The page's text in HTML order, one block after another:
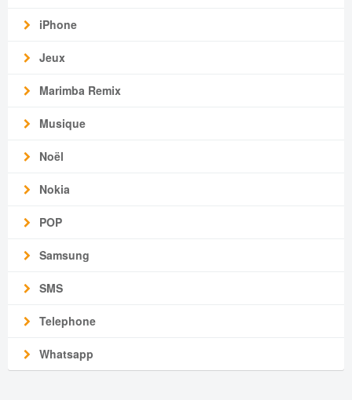
iPhone
Jeux
Marimba Remix
Musique
Noël
Nokia
POP
Samsung
SMS
Telephone
Whatsapp